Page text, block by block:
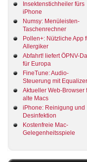
Insektenstichheiler fürs
iPhone
Numsy: Menüleisten-
Taschenrechner
Pollen+: Nützliche App
Allergiker
Abfahrt! liefert ÖPNV-
für Europa
FineTune: Audio-
Steuerung mit Equalizer
Aktueller Web-Browser
alte Macs
iPhone: Reinigung und
Desinfektion
Kostenfreie Mac-
Gelegenheitsspiele